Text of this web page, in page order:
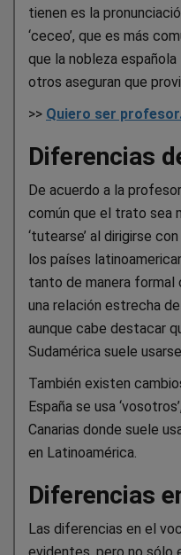
tienen es la
‘ceceo’, que es más
que la nobleza
otros aseguran que
>> Quiero ser
Diferencias
De acuerdo a la
común que el trato sea
‘tutearse’ al dirigirse
los países
tanto de manera formal
una relación estrecha
aunque cabe destacar
Sudamérica suele usarse
También existen
España se usa
Canarias donde suele
en Latinoamérica.
Diferencias
Las diferencias en el